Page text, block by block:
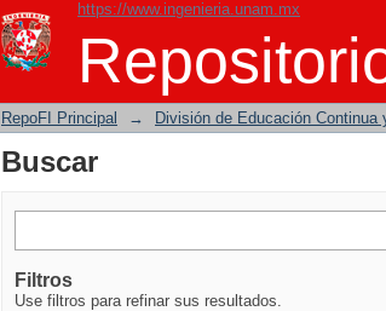
https://www.ingenieria.unam.mx
Buscar
RepoFI Principal → División de Educación Continua
Buscar
Filtros
Use filtros para refinar sus resultados.